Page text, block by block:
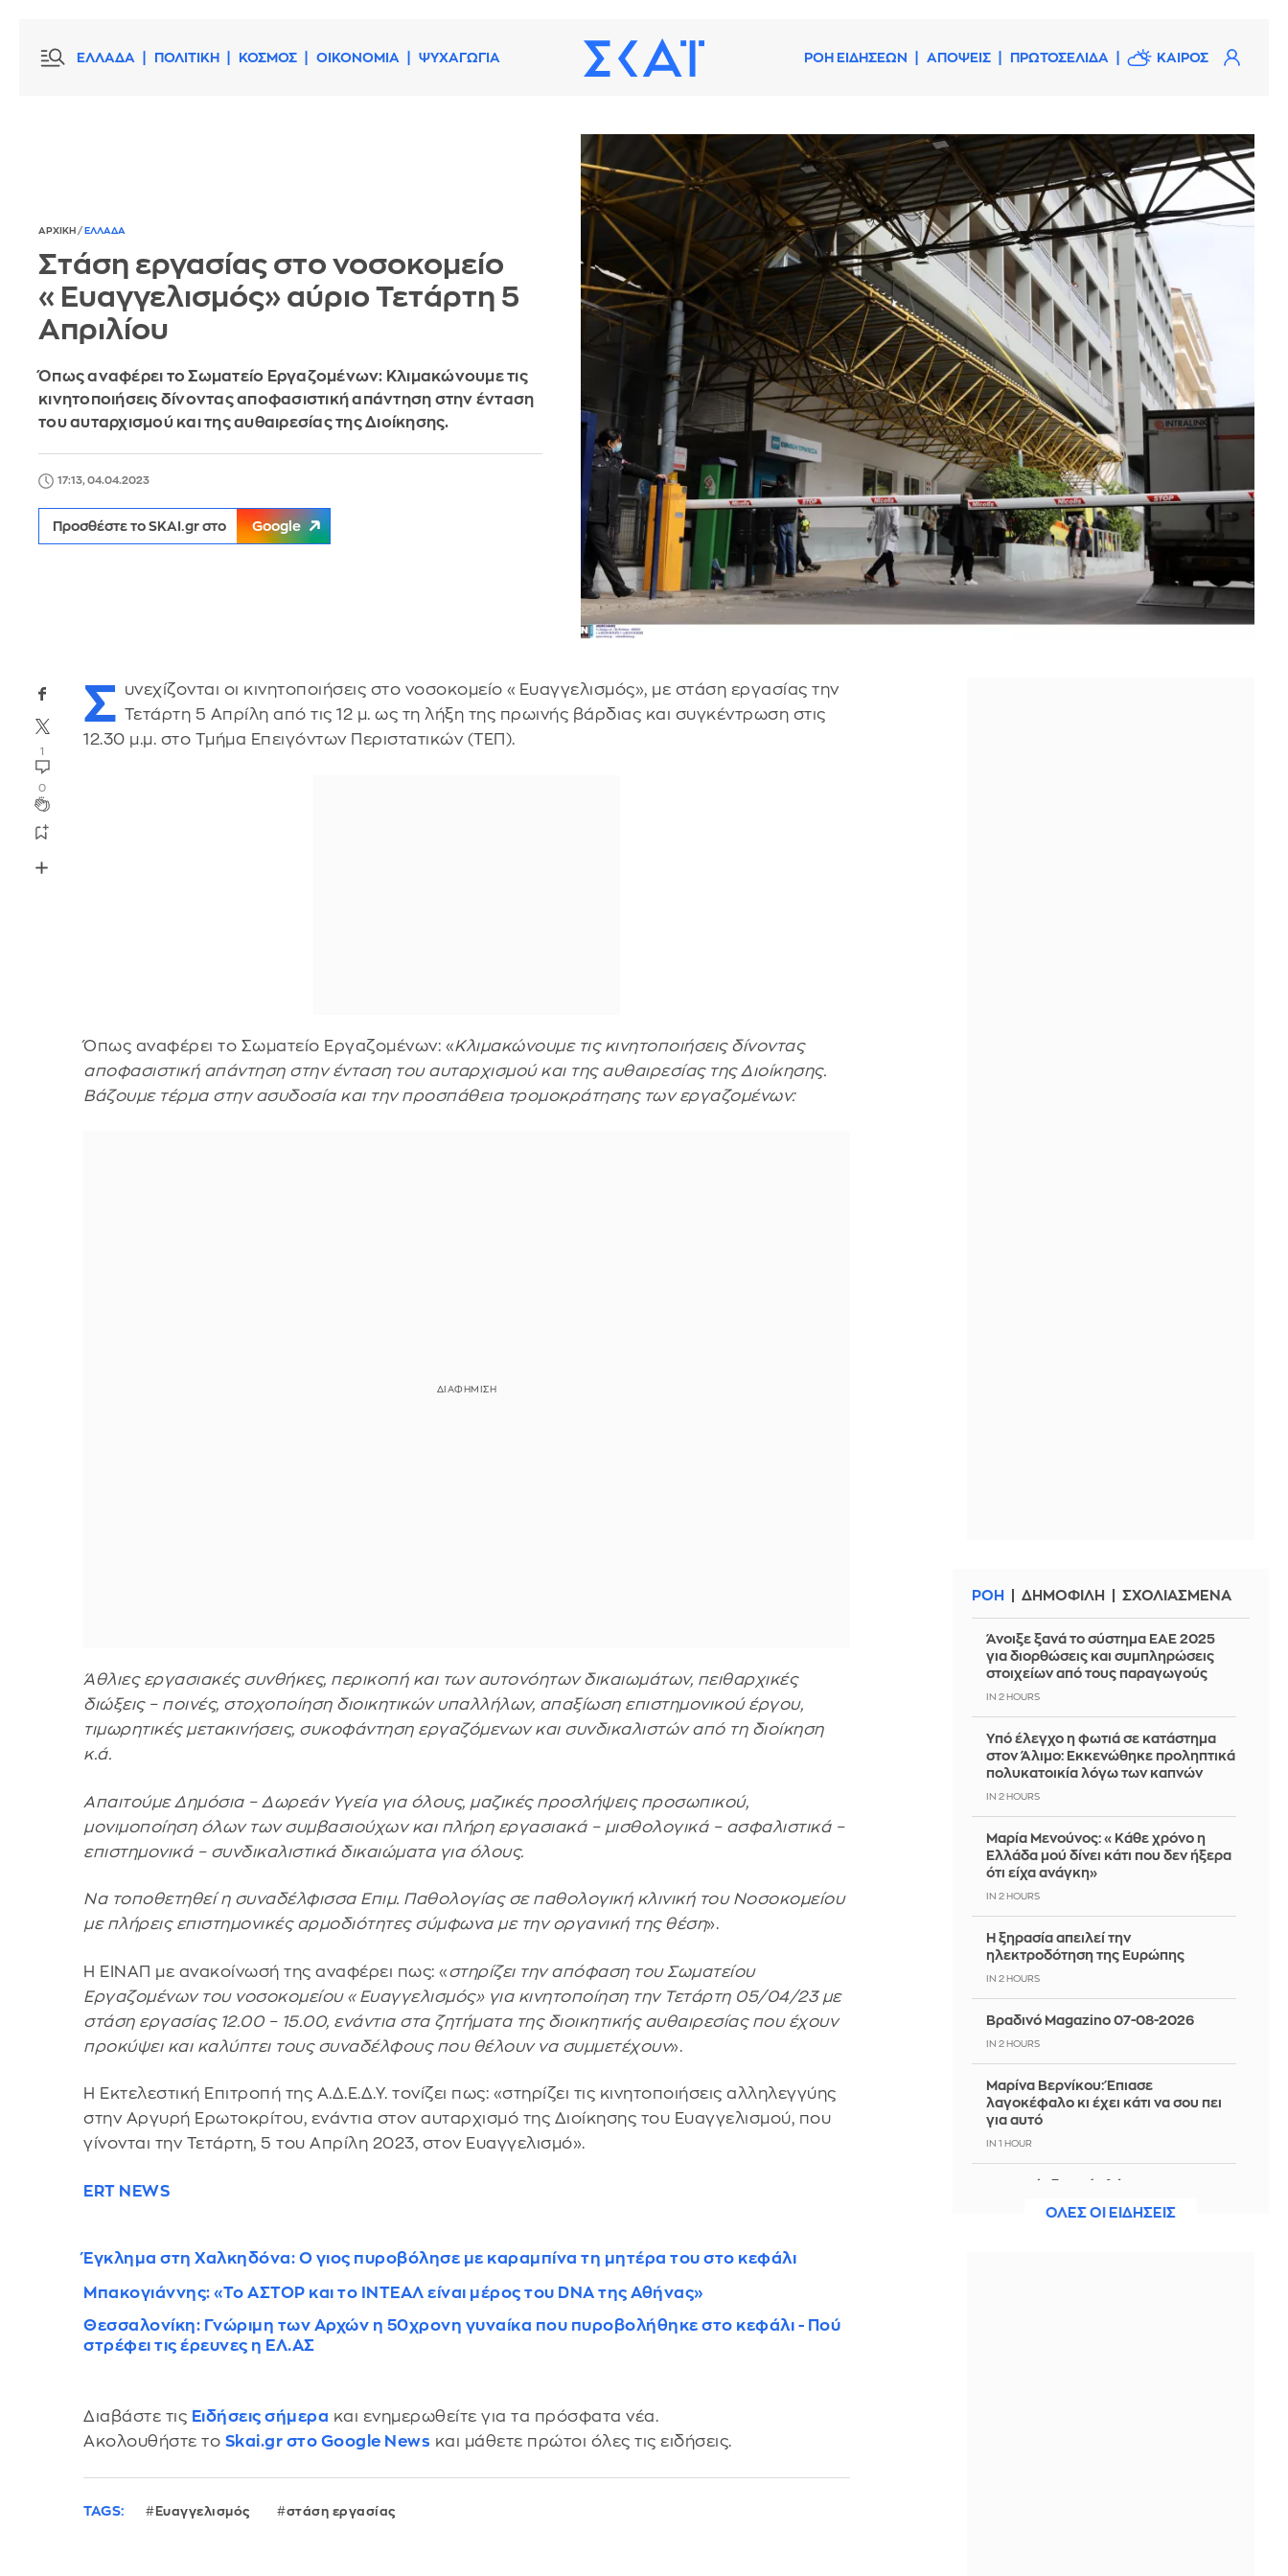
ΕΛΛΑΔΑ ΠΟΛΙΤΙΚΗ ΚΟΣΜΟΣ ΟΙΚΟΝΟΜΙΑ ΨΥΧΑΓΩΓΙΑ ΡΟΗ ΕΙΔΗΣΕΩΝ ΑΠΟΨΕΙΣ ΠΡΩΤΟΣΕΛΙΔΑ ΚΑΙΡΟΣ
ΑΡΧΙΚΗ / ΕΛΛΑΔΑ
Στάση εργασίας στο νοσοκομείο
«Ευαγγελισμός» αύριο Τετάρτη 5
Απριλίου
Όπως αναφέρει το Σωματείο Εργαζομένων: Κλιμακώνουμε τις
κινητοποιήσεις δίνοντας αποφασιστική απάντηση στην ένταση
του αυταρχισμού και της αυθαιρεσίας της Διοίκησης.
17:13, 04.04.2023
Προσθέστε το SKAI.gr στο Google
1
0
Σ υνεχίζονται οι κινητοποιήσεις στο νοσοκομείο «Ευαγγελισμός», με στάση εργασίας την
Τετάρτη 5 Απρίλη από τις 12 μ. ως τη λήξη της πρωινής βάρδιας και συγκέντρωση στις
12.30 μ.μ. στο Τμήμα Επειγόντων Περιστατικών (ΤΕΠ).
Όπως αναφέρει το Σωματείο Εργαζομένων: «Κλιμακώνουμε τις κινητοποιήσεις δίνοντας
αποφασιστική απάντηση στην ένταση του αυταρχισμού και της αυθαιρεσίας της Διοίκησης.
Βάζουμε τέρμα στην ασυδοσία και την προσπάθεια τρομοκράτησης των εργαζομένων:
Άθλιες εργασιακές συνθήκες, περικοπή και των αυτονόητων δικαιωμάτων, πειθαρχικές
διώξεις – ποινές, στοχοποίηση διοικητικών υπαλλήλων, απαξίωση επιστημονικού έργου,
τιμωρητικές μετακινήσεις, συκοφάντηση εργαζόμενων και συνδικαλιστών από τη διοίκηση
κ.ά.
Απαιτούμε Δημόσια – Δωρεάν Υγεία για όλους, μαζικές προσλήψεις προσωπικού,
μονιμοποίηση όλων των συμβασιούχων και πλήρη εργασιακά – μισθολογικά – ασφαλιστικά –
επιστημονικά – συνδικαλιστικά δικαιώματα για όλους.
Να τοποθετηθεί η συναδέλφισσα Επιμ. Παθολογίας σε παθολογική κλινική του Νοσοκομείου
με πλήρεις επιστημονικές αρμοδιότητες σύμφωνα με την οργανική της θέση».
Η ΕΙΝΑΠ με ανακοίνωσή της αναφέρει πως: «στηρίζει την απόφαση του Σωματείου
Εργαζομένων του νοσοκομείου «Ευαγγελισμός» για κινητοποίηση την Τετάρτη 05/04/23 με
στάση εργασίας 12.00 – 15.00, ενάντια στα ζητήματα της διοικητικής αυθαιρεσίας που έχουν
προκύψει και καλύπτει τους συναδέλφους που θέλουν να συμμετέχουν».
Η Εκτελεστική Επιτροπή της Α.Δ.Ε.Δ.Υ. τονίζει πως: «στηρίζει τις κινητοποιήσεις αλληλεγγύης
στην Αργυρή Ερωτοκρίτου, ενάντια στον αυταρχισμό της Διοίκησης του Ευαγγελισμού, που
γίνονται την Τετάρτη, 5 του Απρίλη 2023, στον Ευαγγελισμό».
ERT NEWS
Έγκλημα στη Χαλκηδόνα: Ο γιος πυροβόλησε με καραμπίνα τη μητέρα του στο κεφάλι
Μπακογιάννης: «Το ΑΣΤΟΡ και το ΙΝΤΕΑΛ είναι μέρος του DNA της Αθήνας»
Θεσσαλονίκη: Γνώριμη των Αρχών η 50χρονη γυναίκα που πυροβολήθηκε στο κεφάλι - Πού
στρέφει τις έρευνες η ΕΛ.ΑΣ
Διαβάστε τις Ειδήσεις σήμερα και ενημερωθείτε για τα πρόσφατα νέα.
Ακολουθήστε το Skai.gr στο Google News και μάθετε πρώτοι όλες τις ειδήσεις.
TAGS: Ευαγγελισμός στάση εργασίας
ΡΟΗ ΔΗΜΟΦΙΛΗ ΣΧΟΛΙΑΣΜΕΝΑ
Άνοιξε ξανά το σύστημα ΕΑΕ 2025
για διορθώσεις και συμπληρώσεις
στοιχείων από τους παραγωγούς
IN 2 HOURS
Yπό έλεγχο η φωτιά σε κατάστημα
στον Άλιμο: Εκκενώθηκε προληπτικά
πολυκατοικία λόγω των καπνών
IN 2 HOURS
Μαρία Μενούνος: «Κάθε χρόνο η
Ελλάδα μού δίνει κάτι που δεν ήξερα
ότι είχα ανάγκη»
IN 2 HOURS
Η ξηρασία απειλεί την
ηλεκτροδότηση της Ευρώπης
IN 2 HOURS
Βραδινό Magazino 07-08-2026
IN 2 HOURS
Μαρίνα Βερνίκου: Έπιασε
λαγοκέφαλο κι έχει κάτι να σου πει
για αυτό
IN 1 HOUR
μεσάνυχτα του Σαββάτου έως τις 7
ΟΛΕΣ ΟΙ ΕΙΔΗΣΕΙΣ